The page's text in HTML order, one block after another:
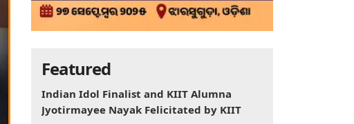
Featured
Indian Idol Finalist and KIIT Alumna
Jyotirmayee Nayak Felicitated by KIIT